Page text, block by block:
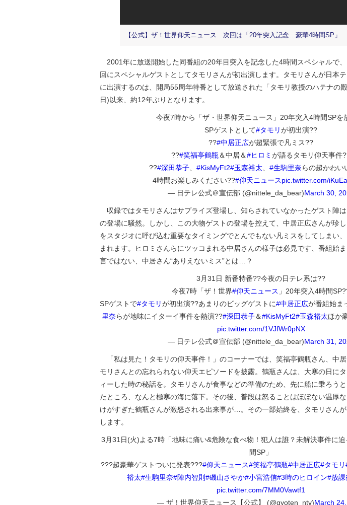
【公式】ザ！世界仰天ニュース 次回は「20年突入記念…豪華4時間SP」
2001年に放送開始した同番組の20年目突入を記念した4時間スペシャルで
回にスペシャルゲストとしてタモリさんが初出演します。タモリさんが日本
に出演するのは、開局55周年特番として放送された「タモリ教授のハテナの
日)以来、約12年ぶりとなります。
今夜7時から「ザ・世界仰天ニュース」20年突入4時間SPを
SPゲストとして#タモリが初出演??
??#中居正広が超緊張で凡ミス??
??#笑福亭鶴瓶 ＆中居＆#ヒロミ が語るタモリ仰天事件
??#深田恭子、 #KisMyFt2#玉森裕太 #生駒里奈らの超かわい
4時間お楽しみください??#仰天ニュースpic.twitter.com/
— 日テレ公式＠宣伝部 (@nittele_da_bear)March 30,
収録ではタモリさんはサプライズ登場し、知らされていなかったゲスト陣
の登場に騒然。しかし、この大物ゲストの登場を控えて、中居正広さんが珍
をスタジオに呼び込む重要なタイミングでとんでもない凡ミスをしてしまい
まれます。ヒロミさんらにツッコまれる中居さんの様子は必見です、番組始
言ではない、中居さん“ありえないミス”とは…？
3月31日 新番特番??今夜の日テレ系は??
今夜7時「ザ！世界#仰天ニュース 」20年突入4時間
SPゲストで#タモリが初出演??あまりのビッグゲストに#中居正広が番組始ま
里奈らが地味にイターイ事件を熱演??#深田恭子＆#KisMyFt2#玉森裕太ほか
pic.twitter.com/1VJfWr0pNX
— 日テレ公式＠宣伝部 (@nittele_da_bear)March 31,
「私は見た！タモリの仰天事件！」のコーナーでは、笑福亭鶴瓶さん、中
モリさんとの忘れられない仰天エピソードを披露。鶴瓶さんは、大寒の日に
ィーした時の秘話を。タモリさんが食事などの準備のため、先に船に乗ろう
たところ、なんと極寒の海に落下。その後、普段は怒ることはほぼない温厚
けがすぎた鶴瓶さんが激怒される出来事が…。その一部始終を、タモリさん
します。
3月31日(火)よる7時「地味に痛い&危険な食べ物！犯人は誰？未解決事件に
間SP」
???超豪華ゲストついに発表???#仰天ニュース#笑福亭鶴瓶#中居正広#タモリ
裕太#生駒里奈#陣内智則 #磯山さやか#小宮浩信#3時のヒロイン#放課
pic.twitter.com/7MM0Vawtf1
— ザ！世界仰天ニュース【公式】 (@gyoten_ntv)March